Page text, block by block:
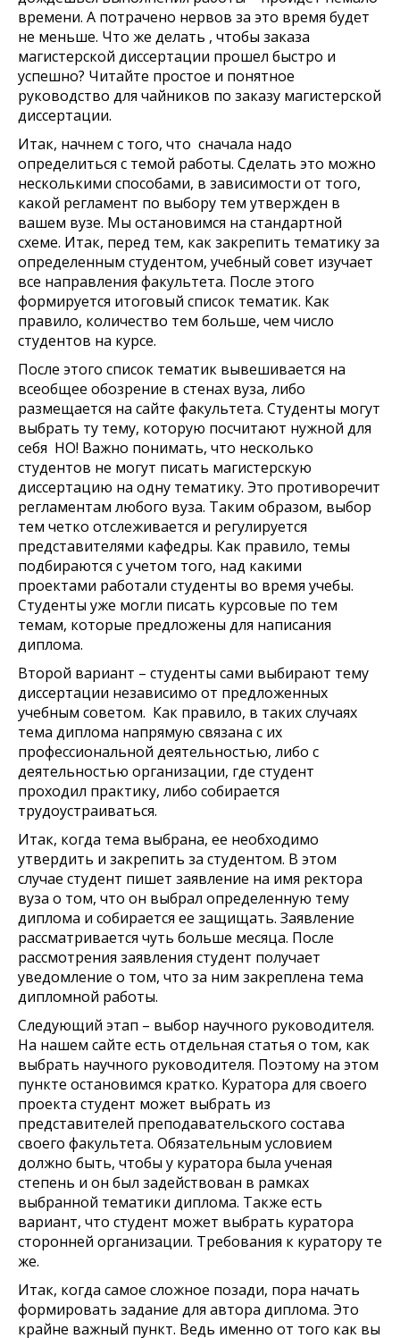
времени. А потрачено нервов за это время будет
не меньше. Что же делать , чтобы заказа
магистерской диссертации прошел быстро и
успешно? Читайте простое и понятное
руководство для чайников по заказу магистерской
диссертации.
Итак, начнем с того, что сначала надо
определиться с темой работы. Сделать это можно
несколькими способами, в зависимости от того,
какой регламент по выбору тем утвержден в
вашем вузе. Мы остановимся на стандартной
схеме. Итак, перед тем, как закрепить тематику за
определенным студентом, учебный совет изучает
все направления факультета. После этого
формируется итоговый список тематик. Как
правило, количество тем больше, чем число
студентов на курсе.
После этого список тематик вывешивается на
всеобщее обозрение в стенах вуза, либо
размещается на сайте факультета. Студенты могут
выбрать ту тему, которую посчитают нужной для
себя НО! Важно понимать, что несколько
студентов не могут писать магистерскую
диссертацию на одну тематику. Это противоречит
регламентам любого вуза. Таким образом, выбор
тем четко отслеживается и регулируется
представителями кафедры. Как правило, темы
подбираются с учетом того, над какими
проектами работали студенты во время учебы.
Студенты уже могли писать курсовые по тем
темам, которые предложены для написания
диплома.
Второй вариант – студенты сами выбирают тему
диссертации независимо от предложенных
учебным советом. Как правило, в таких случаях
тема диплома напрямую связана с их
профессиональной деятельностью, либо с
деятельностью организации, где студент
проходил практику, либо собирается
трудоустраиваться.
Итак, когда тема выбрана, ее необходимо
утвердить и закрепить за студентом. В этом
случае студент пишет заявление на имя ректора
вуза о том, что он выбрал определенную тему
диплома и собирается ее защищать. Заявление
рассматривается чуть больше месяца. После
рассмотрения заявления студент получает
уведомление о том, что за ним закреплена тема
дипломной работы.
Следующий этап – выбор научного руководителя.
На нашем сайте есть отдельная статья о том, как
выбрать научного руководителя. Поэтому на этом
пункте остановимся кратко. Куратора для своего
проекта студент может выбрать из
представителей преподавательского состава
своего факультета. Обязательным условием
должно быть, чтобы у куратора была ученая
степень и он был задействован в рамках
выбранной тематики диплома. Также есть
вариант, что студент может выбрать куратора
сторонней организации. Требования к куратору те
же.
Итак, когда самое сложное позади, пора начать
формировать задание для автора диплома. Это
крайне важный пункт. Ведь именно от того как вы